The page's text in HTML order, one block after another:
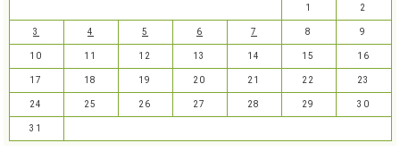
1 2
3 4 5 6 7 8 9
10 11 12 13 14 15 16
17 18 19 20 21 22 23
24 25 26 27 28 29 30
31